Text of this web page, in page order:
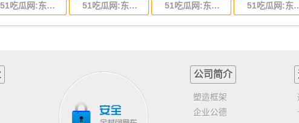
51吃瓜网:东莞到山东省物流专线,东莞到山东省物流公司 51吃瓜网:东莞到江苏物流专线运输,东莞到江苏省物流公司 51吃瓜网:东莞到浙江省物流运输,东莞到浙江省物流公司 51吃瓜网:东莞到福建省物流
公司简介
塑造框架
企业公德